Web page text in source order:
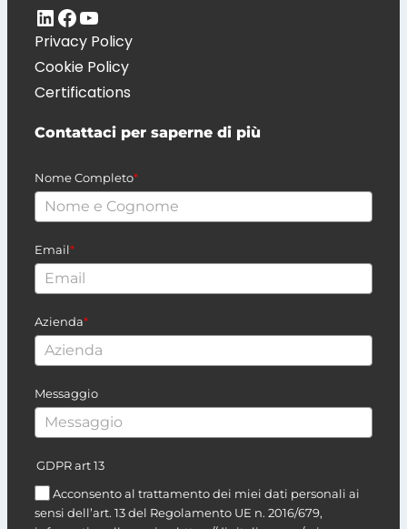
LinkedIn Pagina Facebook di Digitaliso Canale Youtube di QSA.net
Privacy Policy
Cookie Policy
Certifications
Contattaci per saperne di più
Nome Completo*
Email*
Azienda*
Messaggio
GDPR art 13
Acconsento al trattamento dei miei dati personali ai
sensi dell’art. 13 del Regolamento UE n. 2016/679,